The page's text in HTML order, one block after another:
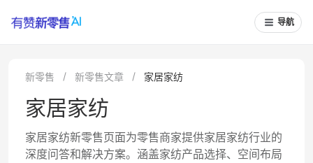
导航
新零售 新零售文章 家居家纺
家居家纺
家居家纺新零售页面为零售商家提供家居家纺行业的
深度问答和解决方案。涵盖家纺产品选择、空间布局